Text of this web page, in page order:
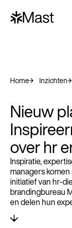
Home Inzichten
Nieuw
over hr
Inspiratie,
managers
initiatief van hr-
brandingbureau
en delen hun